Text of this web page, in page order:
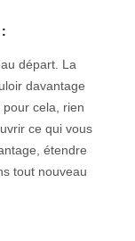
départ. La
davantage
cela, rien
ce qui vous
étendre
tout nouveau